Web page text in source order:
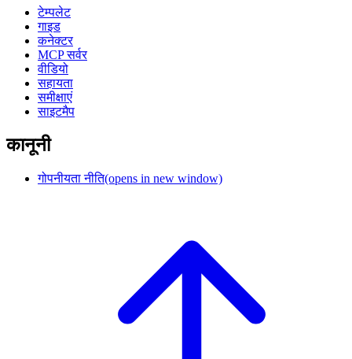
टेम्पलेट
गाइड
कनेक्टर
MCP सर्वर
वीडियो
सहायता
समीक्षाएं
साइटमैप
कानूनी
गोपनीयता नीति(opens in new window)